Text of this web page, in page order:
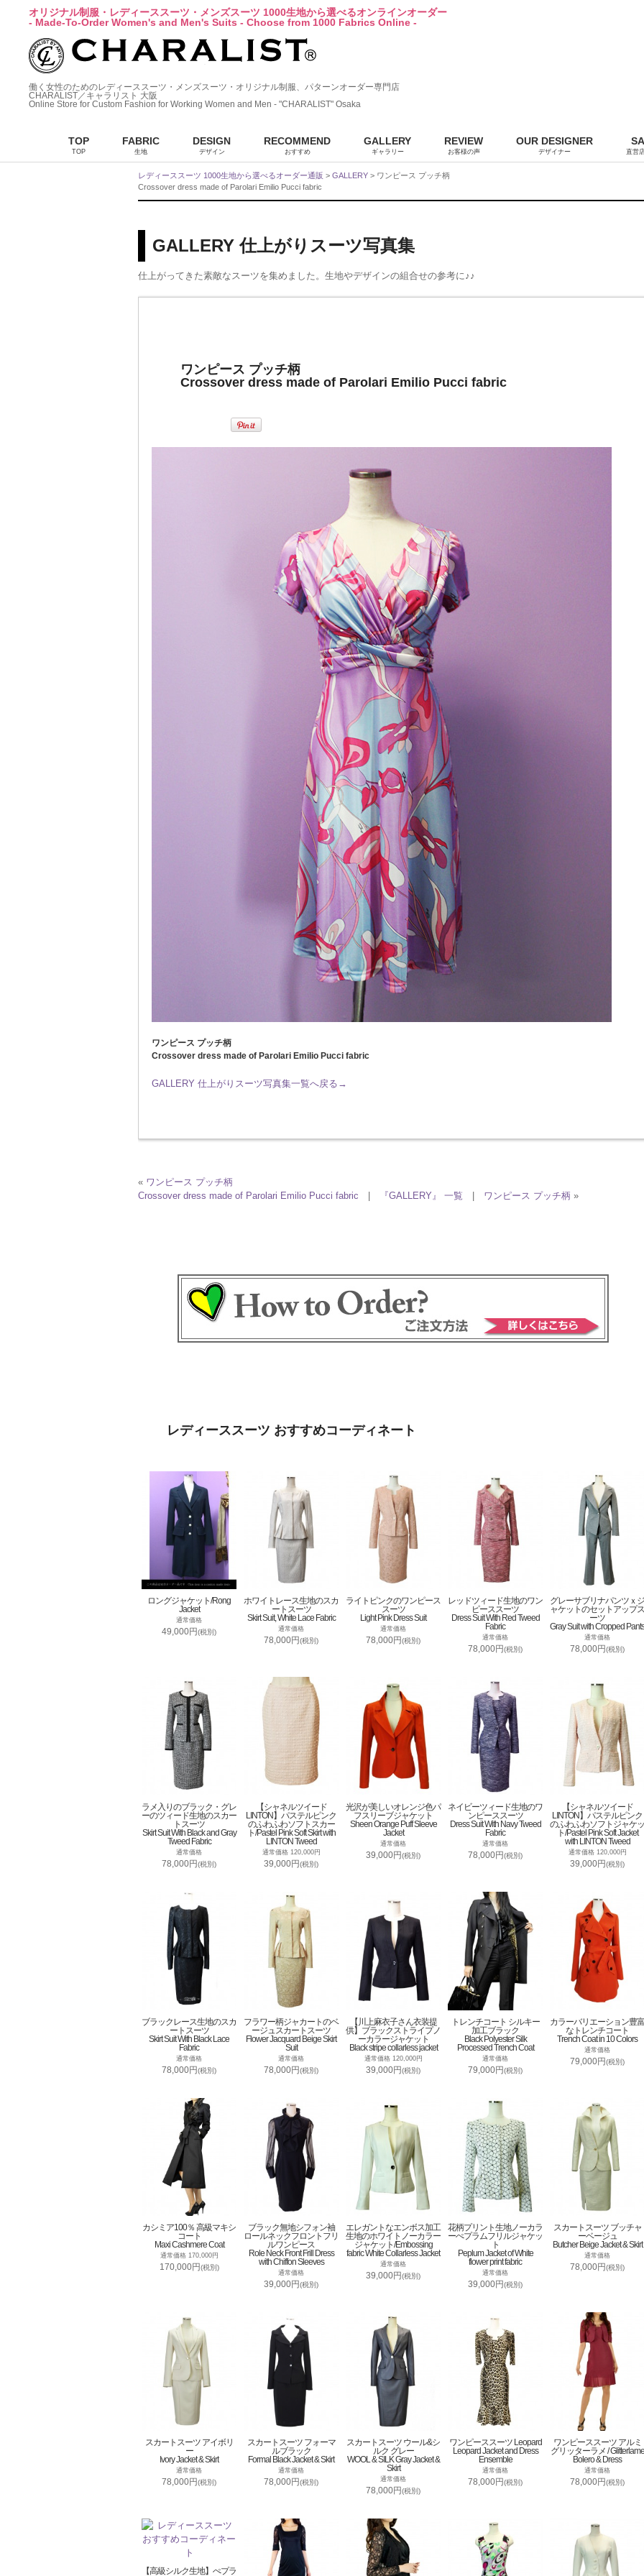
オリジナル制服・レディーススーツ・メンズスーツ 1000生地から選べるオンラインオーダー
- Made-To-Order Women's and Men's Suits - Choose from 1000 Fabrics Online -
働く女性のためのレディーススーツ・メンズスーツ・オリジナル制服、パターンオーダー専門店
CHARALIST／キャラリスト 大阪
Online Store for Custom Fashion for Working Women and Men - "CHARALIST" Osaka
TOP
TOP
FABRIC
生地
DESIGN
デザイン
RECOMMEND
おすすめ
GALLERY
ギャラリー
REVIEW
お客様の声
OUR DESIGNER
デザイナー 直営
レディーススーツ 1000生地から選べるオーダー通販 > GALLERY > ワンピース プッチ柄
Crossover dress made of Parolari Emilio Pucci fabric
GALLERY 仕上がりスーツ写真集
仕上がってきた素敵なスーツを集めました。生地やデザインの組合せの参考に♪♪
ワンピース プッチ柄
Crossover dress made of Parolari Emilio Pucci fabric
ワンピース プッチ柄
Crossover dress made of Parolari Emilio Pucci fabric
GALLERY 仕上がりスーツ写真集一覧へ戻る→
« ワンピース プッチ柄
Crossover dress made of Parolari Emilio Pucci fabric
『GALLERY』 一覧 ワンピース プッチ柄 »
レディーススーツ おすすめコーディネート
ロングジャケット/Rong
Jacket
通常価格
49,000円(税別)
ホワイトレース生地のスカ
ートスーツ
Skirt Suit, White Lace Fabric
通常価格
78,000円(税別)
ライトピンクのワンピース
スーツ
Light Pink Dress Suit
通常価格
78,000円(税別)
レッドツィード生地のワン
ピーススーツ
Dress Suit With Red Tweed
Fabric
通常価格
78,000円(税別)
グレーサブリナパンツｘジ
ャケットのセットアップス
ーツ
Gray Suit with Cropped Pants
通常価格
78,000円(税別)
ラメ入りのブラック・グレ
ーのツィード生地のスカー
トスーツ
Skirt Suit With Black and Gray
Tweed Fabric
通常価格
78,000円(税別)
【シャネルツイード
LINTON】パステルピンク
のふわふわソフトスカー
ト/Pastel Pink Soft Skirt with
LINTON Tweed
通常価格 120,000円
39,000円(税別)
光沢が美しいオレンジ色パ
フスリーブジャケット
Sheen Orange Puff Sleeve
Jacket
通常価格
39,000円(税別)
ネイビーツィード生地のワ
ンピーススーツ
Dress Suit With Navy Tweed
Fabric
通常価格
78,000円(税別)
【シャネルツイード
LINTON】パステルピンク
のふわふわソフトジャケッ
ト/Pastel Pink Soft Jacket
with LINTON Tweed
通常価格 120,000円
39,000円(税別)
ブラックレース生地のスカ
ートスーツ
Skirt Suit With Black Lace
Fabric
通常価格
78,000円(税別)
フラワー柄ジャカートのベ
ージュスカートスーツ
Flower Jacquard Beige Skirt
Suit
通常価格
78,000円(税別)
【川上麻衣子さん衣装提
供】ブラックストライプノ
ーカラージャケット
Black stripe collarless jacket
通常価格 120,000円
39,000円(税別)
トレンチコート シルキー
加工ブラック
Black Polyester Silk
Processed Trench Coat
通常価格
79,000円(税別)
カラーバリエーション豊富
なトレンチコート
Trench Coat in 10 Colors
通常価格
79,000円(税別)
カシミア100％ 高級マキシ
コート
Maxi Cashmere Coat
通常価格 170,000円
170,000円(税別)
ブラック無地シフォン袖
ロールネックフロントフリ
ルワンピース
Role Neck Front Frill Dress
with Chiffon Sleeves
通常価格
39,000円(税別)
エレガントなエンボス加工
生地のホワイトノーカラー
ジャケット/Embossing
fabric White Collarless Jacket
通常価格
39,000円(税別)
花柄プリント生地ノーカラ
ーぺプラムフリルジャケッ
ト
Peplum Jacket of White
flower print fabric
通常価格
39,000円(税別)
スカートスーツ ブッチャ
ーベージュ
Butcher Beige Jacket & Skirt
通常価格
78,000円(税別)
スカートスーツ アイボリ
ー
Ivory Jacket & Skirt
通常価格
78,000円(税別)
スカートスーツ フォーマ
ルブラック
Formal Black Jacket & Skirt
通常価格
78,000円(税別)
スカートスーツ ウール&シ
ルク グレー
WOOL & SILK Gray Jacket &
Skirt
通常価格
78,000円(税別)
ワンピーススーツ Leopard
Leopard Jacket and Dress
Ensemble
通常価格
78,000円(税別)
ワンピーススーツ アルミ
グリッターラメ / Glitterlame
Bolero & Dress
通常価格
78,000円(税別)
【高級シルク生地】ぺプラ